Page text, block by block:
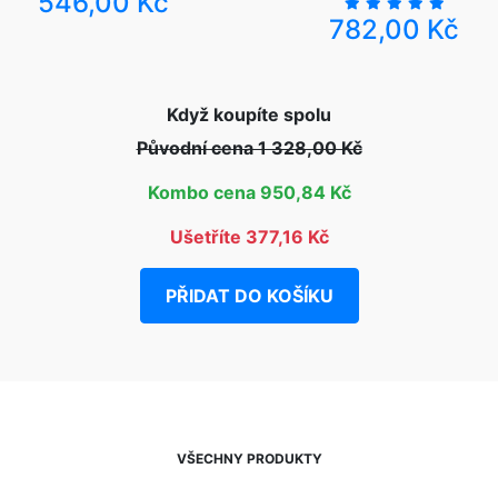
782,00 Kč
Když koupíte spolu
Původní cena 1 328,00 Kč
Kombo cena 950,84 Kč
Ušetříte 377,16 Kč
PŘIDAT DO KOŠÍKU
VŠECHNY PRODUKTY